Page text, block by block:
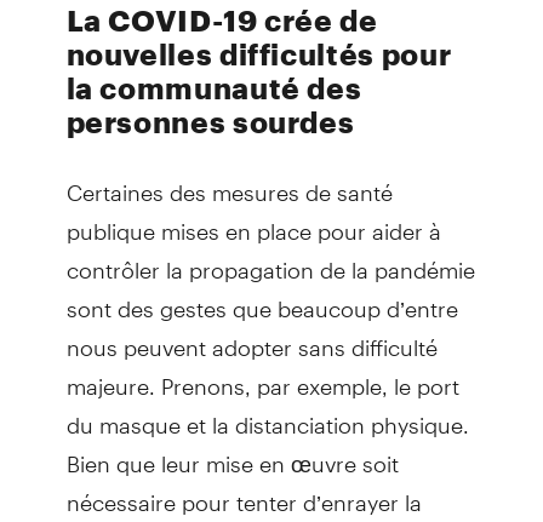
La COVID-19 crée de
nouvelles difficultés pour
la communauté des
personnes sourdes
Certaines des mesures de santé
publique mises en place pour aider à
contrôler la propagation de la pandémie
sont des gestes que beaucoup d’entre
nous peuvent adopter sans difficulté
majeure. Prenons, par exemple, le port
du masque et la distanciation physique.
Bien que leur mise en œuvre soit
nécessaire pour tenter d’enrayer la